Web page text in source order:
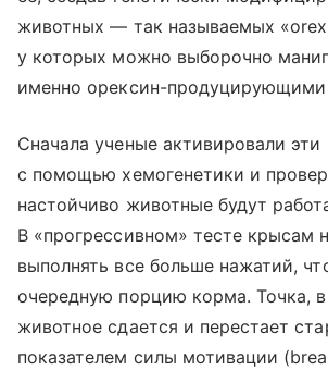
животных — так называемых
у которых можно выборочно
именно орексин-
Сначала ученые активировали эти
с помощью хемогенетики и
настойчиво животные будут
В «прогрессивном» тесте крысам
выполнять все больше нажатий,
очередную порцию корма. Точка,
животное сдается и перестает
показателем силы мотивации